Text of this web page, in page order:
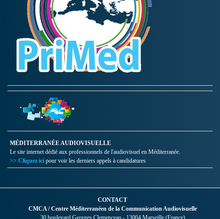
MÉDITERRANÉE AUDIOVISUELLE
Le site internet dédié aux professionnels de l'audiovisuel en Méditerranée.
>> Cliquez ici pour voir les derniers appels à candidatures
CONTACT
CMCA / Centre Méditerranéen de la Communication Audiovisuelle
30 boulevard Georges Clemenceau - 13004 Marseille (France)